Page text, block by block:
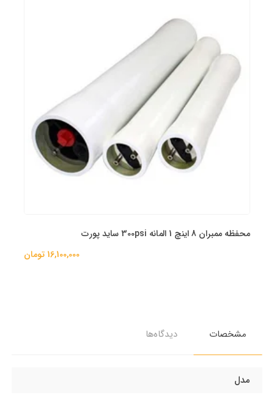
محفظه ممبران 8 اینچ 1 المانه 300psi ساید پورت
16,100,000 تومان
مشخصات دیدگاه‌ها
مدل